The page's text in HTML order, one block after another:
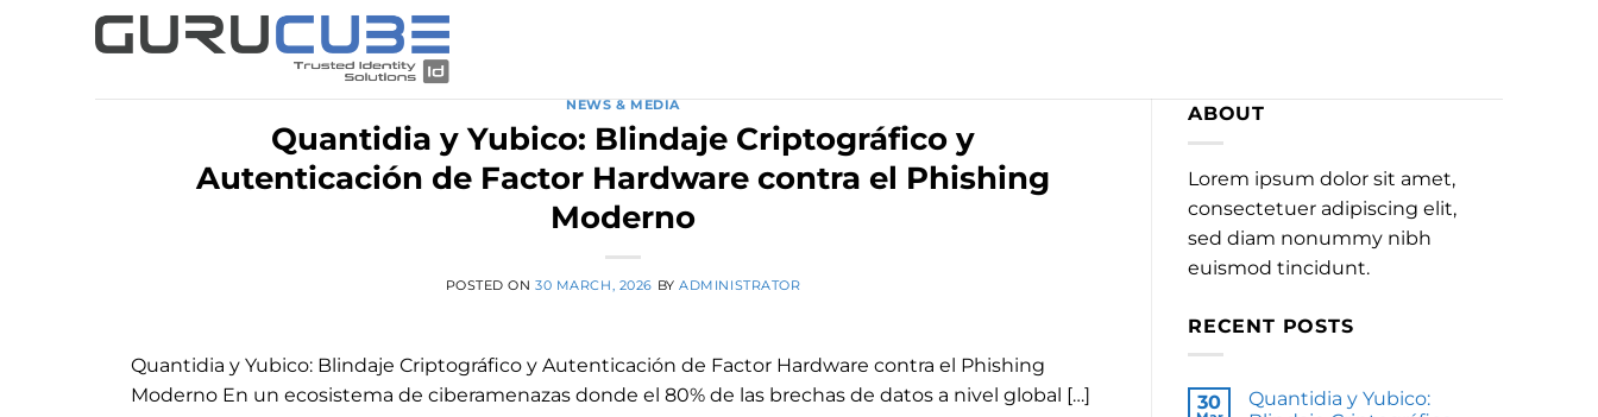
NEWS & MEDIA
Quantidia y Yubico: Blindaje Criptográfico y
Autenticación de Factor Hardware contra el Phishing
Moderno
POSTED ON30 MARCH, 2026 BYADMINISTRATOR
Quantidia y Yubico: Blindaje Criptográfico y Autenticación de Factor Hardware contra el Phishing
Moderno En un ecosistema de ciberamenazas donde el 80% de las brechas de datos a nivel global […]
ABOUT
Lorem ipsum dolor sit amet,
consectetuer adipiscing elit,
sed diam nonummy nibh
euismod tincidunt.
RECENT POSTS
30
Quantidia y Yubico: